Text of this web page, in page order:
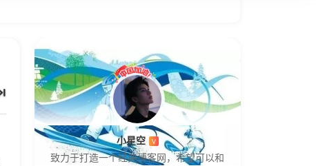
小星空 V
致力于打造一个经典博客网，希望可以和